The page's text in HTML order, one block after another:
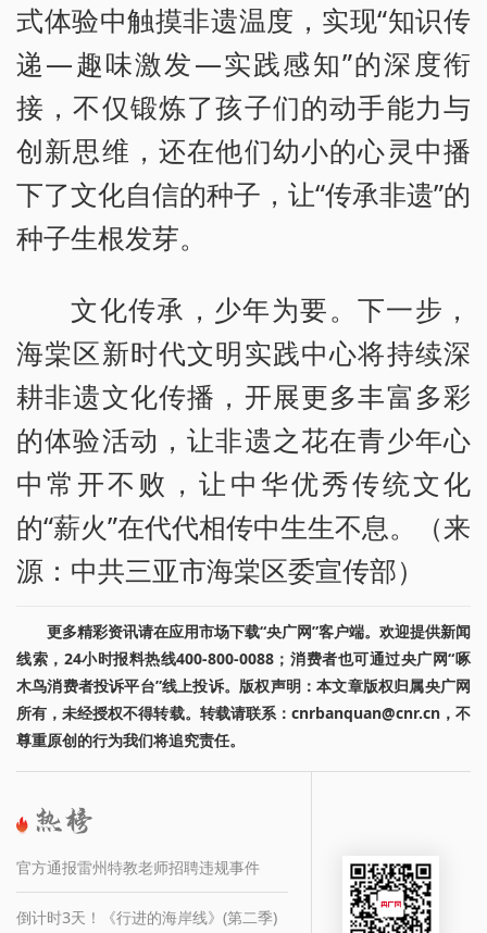
式体验中触摸非遗温度，实现“知识传
递—趣味激发—实践感知”的深度衔
接，不仅锻炼了孩子们的动手能力与
创新思维，还在他们幼小的心灵中播
下了文化自信的种子，让“传承非遗”的
种子生根发芽。
文化传承，少年为要。下一步，
海棠区新时代文明实践中心将持续深
耕非遗文化传播，开展更多丰富多彩
的体验活动，让非遗之花在青少年心
中常开不败，让中华优秀传统文化
的“薪火”在代代相传中生生不息。（来
源：中共三亚市海棠区委宣传部）
更多精彩资讯请在应用市场下载“央广网”客户端。欢迎提供新闻
线索，24小时报料热线400-800-0088；消费者也可通过央广网“啄
木鸟消费者投诉平台”线上投诉。版权声明：本文章版权归属央广网
所有，未经授权不得转载。转载请联系：cnrbanquan@cnr.cn，不
尊重原创的行为我们将追究责任。
官方通报雷州特教老师招聘违规事件
倒计时3天！《行进的海岸线》(第二季)